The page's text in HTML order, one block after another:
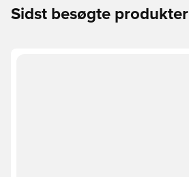
Sidst besøgte produkter